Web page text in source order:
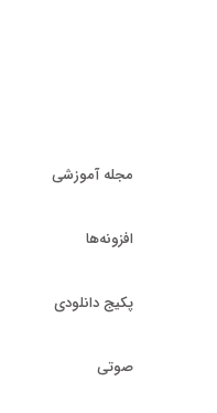
مجله آموزشی
افزونه‌ها
پکیج دانلودی
صوتی